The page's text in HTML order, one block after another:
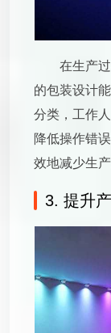
在生产
的包装设计
分类，工作
降低操作错
效地减少生
3. 提升